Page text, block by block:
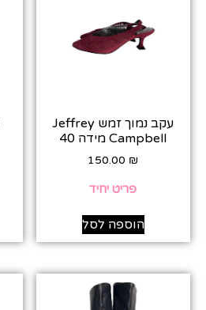
עקב נמוך זמש Jeffrey
Campbell מידה 40
150.00 ₪
פריט יחיד
הוספה לסל